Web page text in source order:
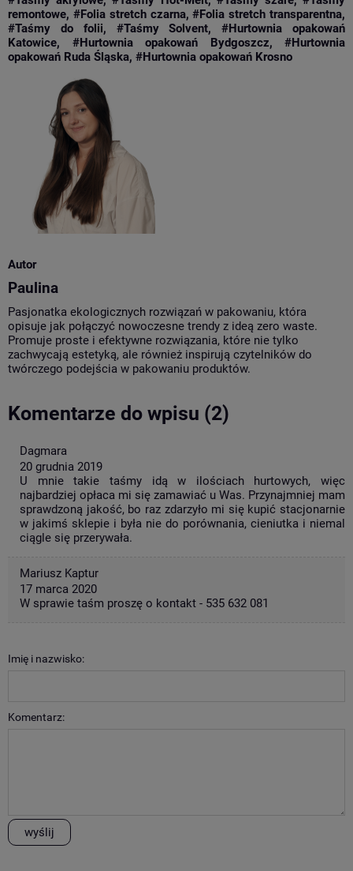
remontowe, #Folia stretch czarna,#Folia stretch transparentna,
#Taśmy do folii, #Taśmy Solvent,#Hurtownia opakowań
Katowice, #Hurtownia opakowań Bydgoszcz, #Hurtownia
opakowań Ruda Śląska, #Hurtownia opakowań Krosno
Autor
Paulina
Pasjonatka ekologicznych rozwiązań w pakowaniu, która
opisuje jak połączyć nowoczesne trendy z ideą zero waste.
Promuje proste i efektywne rozwiązania, które nie tylko
zachwycają estetyką, ale również inspirują czytelników do
twórczego podejścia w pakowaniu produktów.
Komentarze do wpisu (2)
Dagmara
20 grudnia 2019
U mnie takie taśmy idą w ilościach hurtowych, więc
najbardziej opłaca mi się zamawiać u Was. Przynajmniej mam
sprawdzoną jakość, bo raz zdarzyło mi się kupić stacjonarnie
w jakimś sklepie i była nie do porównania, cieniutka i niemal
ciągle się przerywała.
Mariusz Kaptur
17 marca 2020
W sprawie taśm proszę o kontakt - 535 632 081
Imię i nazwisko:
Komentarz:
wyślij